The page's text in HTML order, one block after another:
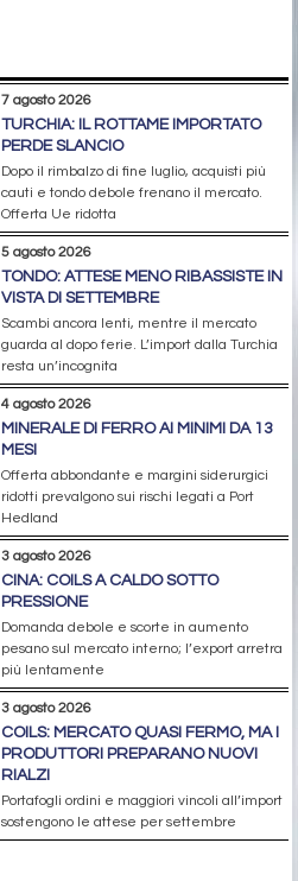
7 agosto 2026
TURCHIA: IL ROTTAME IMPORTATO
PERDE SLANCIO
Dopo il rimbalzo di fine luglio, acquisti più
cauti e tondo debole frenano il mercato.
Offerta Ue ridotta
5 agosto 2026
TONDO: ATTESE MENO RIBASSISTE IN
VISTA DI SETTEMBRE
Scambi ancora lenti, mentre il mercato
guarda al dopo ferie. L’import dalla Turchia
resta un’incognita
4 agosto 2026
MINERALE DI FERRO AI MINIMI DA 13
MESI
Offerta abbondante e margini siderurgici
ridotti prevalgono sui rischi legati a Port
Hedland
3 agosto 2026
CINA: COILS A CALDO SOTTO
PRESSIONE
Domanda debole e scorte in aumento
pesano sul mercato interno; l’export arretra
più lentamente
3 agosto 2026
COILS: MERCATO QUASI FERMO, MA I
PRODUTTORI PREPARANO NUOVI
RIALZI
Portafogli ordini e maggiori vincoli all’import
sostengono le attese per settembre